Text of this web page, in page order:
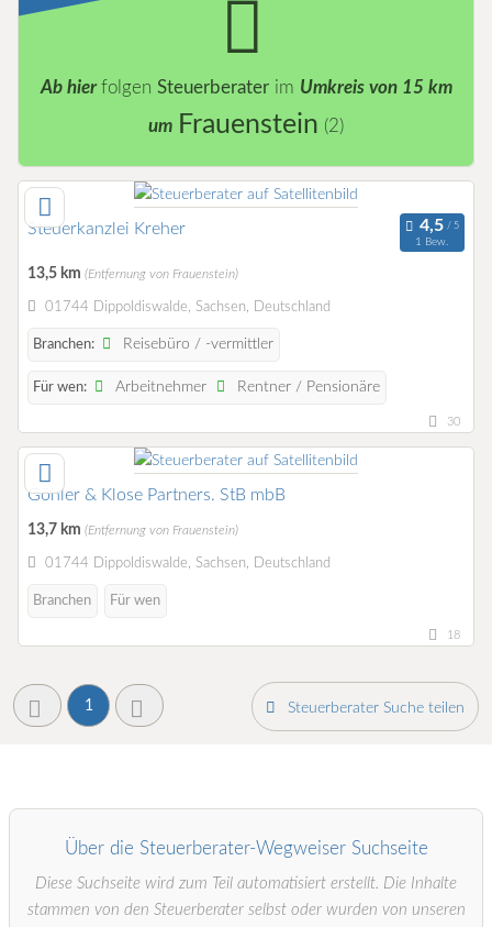
Ab hierfolgen Steuerberaterim Umkreis von 15 km
um Frauenstein (2)
Steuerkanzlei Kreher
1 Bew.
13,5 km (Entfernung von Frauenstein)
01744 Dippoldiswalde, Sachsen, Deutschland
Branchen: Reisebüro / -vermittler
Für wen: Arbeitnehmer Rentner / Pensionäre
30
Göhler & Klose Partners. StB mbB
13,7 km (Entfernung von Frauenstein)
01744 Dippoldiswalde, Sachsen, Deutschland
Branchen Für wen
18
1 Steuerberater Suche teilen
Über die Steuerberater-Wegweiser Suchseite
Diese Suchseite wird zum Teil automatisiert erstellt. Die Inhalte
stammen von den Steuerberater selbst oder wurden von unseren